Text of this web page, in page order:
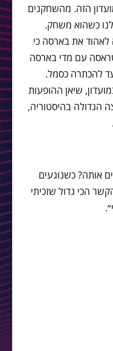
הזה. מהשחקנים
כשהוא משחק.
את בארסה כי
עם מדי בארסה
דרך הלה מאסיה בגיל 11, ועד להכתרה כסמל.
שיאן ההופעות
הגדולה בהיסטוריה,
אותה? כשנוגעים
הכי גדול שזכיתי